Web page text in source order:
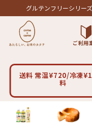
グルテンフリーシリーズ
ご利用
送料 常温¥720/冷凍
料